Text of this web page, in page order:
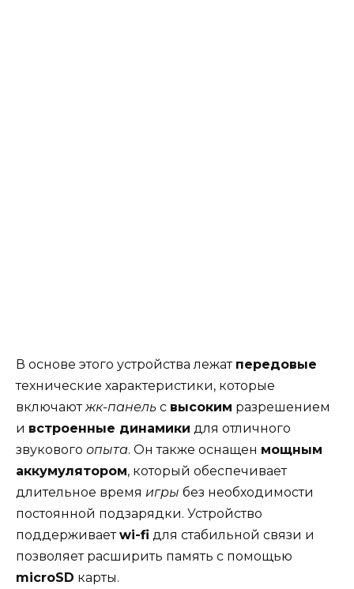
В основе этого устройства лежат передовые
технические характеристики, которые
включаютжк-панель с высоким разрешением
и встроенные динамики для отличного
звукового опыта. Он также оснащен мощным
аккумулятором, который обеспечивает
длительное время игры без необходимости
постоянной подзарядки. Устройство
поддерживаетwi-fi для стабильной связи и
позволяет расширить память с помощью
microSD карты.